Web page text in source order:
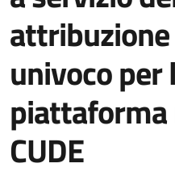
univoco per
piattaforma
CUDE